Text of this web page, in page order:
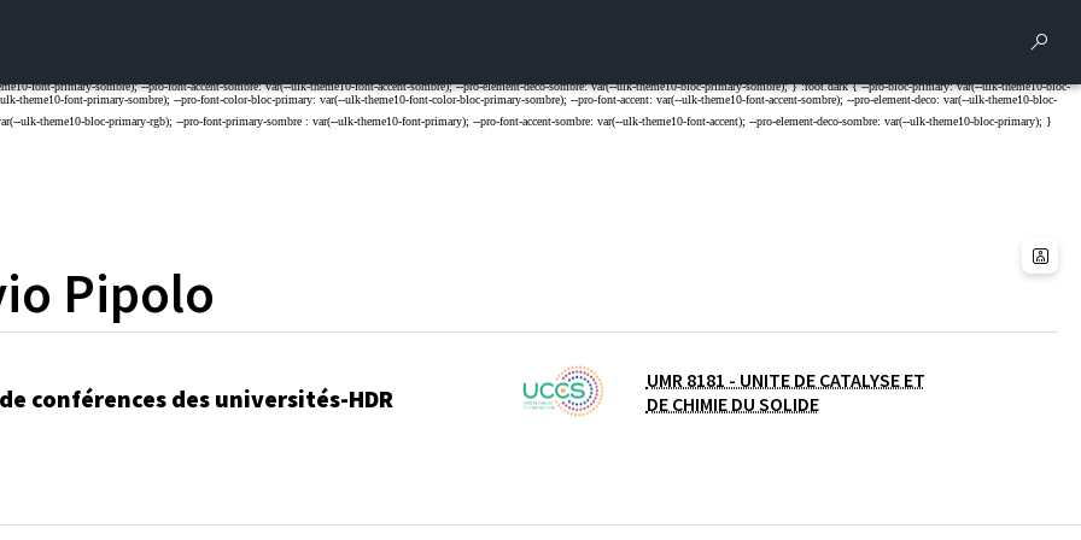
Pipolo
conférences des universités-HDR
UMR 8181 - UNITE DE CATALYSE ET
DE CHIMIE DU SOLIDE